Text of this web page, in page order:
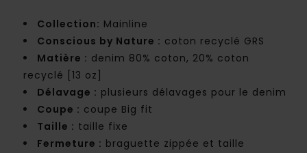
Collection: Mainline
Conscious by Nature : coton recyclé GRS
Matière : denim 80% coton, 20% coton
recyclé [13 oz]
Délavage : plusieurs délavages pour le denim
Coupe : coupe Big fit
Taille : taille fixe
Fermeture : braguette zippée et taille